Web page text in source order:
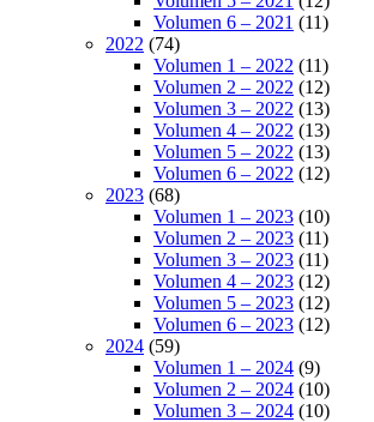
Volumen 6 – 2021 (11)
2022 (74)
Volumen 1 – 2022 (11)
Volumen 2 – 2022 (12)
Volumen 3 – 2022 (13)
Volumen 4 – 2022 (13)
Volumen 5 – 2022 (13)
Volumen 6 – 2022 (12)
2023 (68)
Volumen 1 – 2023 (10)
Volumen 2 – 2023 (11)
Volumen 3 – 2023 (11)
Volumen 4 – 2023 (12)
Volumen 5 – 2023 (12)
Volumen 6 – 2023 (12)
2024 (59)
Volumen 1 – 2024 (9)
Volumen 2 – 2024 (10)
Volumen 3 – 2024 (10)